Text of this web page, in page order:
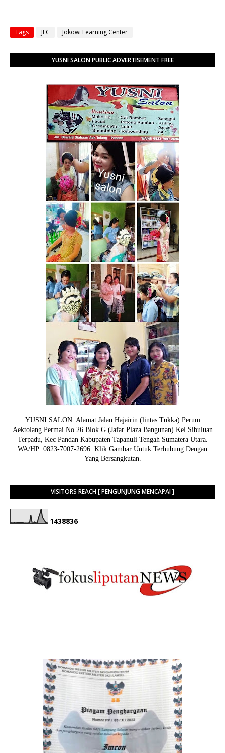
Tags JLC Jokowi Learning Center
YUSNI SALON PUBLIC ADVERTISEMENT FREE
YUSNI SALON. Alamat Jalan Hajairin (lintas Tukka) Perum
Aektolang Permai No 26 Blok G (Jafar Plaza Bangunan) Kel Sibuluan
Terpadu, Kec Pandan Kabupaten Tapanuli Tengah Sumatera Utara.
WA/HP: 0823-7007-2696. Klik Gambar Untuk Terhubung Dengan
Yang Bersangkutan.
VISITORS REACH [ PENGUNJUNG MENCAPAI ]
1438836